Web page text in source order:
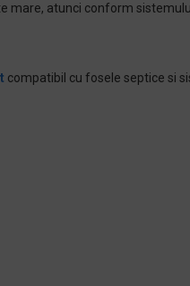
mare, atunci conform
compatibil cu fosele septice si